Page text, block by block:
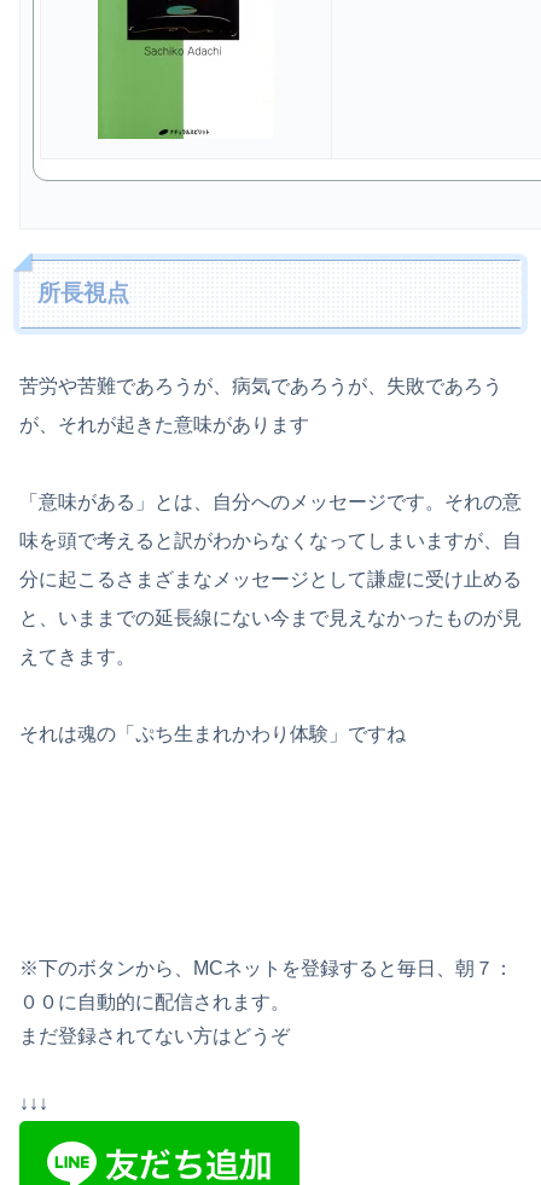
所長視点
苦労や苦難であろうが、病気であろうが、失敗であろう
が、それが起きた意味があります
「意味がある」とは、自分へのメッセージです。それの意
味を頭で考えると訳がわからなくなってしまいますが、自
分に起こるさまざまなメッセージとして謙虚に受け止める
と、いままでの延長線にない今まで見えなかったものが見
えてきます。
それは魂の「ぷち生まれかわり体験」ですね
※下のボタンから、MCネットを登録すると毎日、朝７：
００に自動的に配信されます。
まだ登録されてない方はどうぞ
↓↓↓